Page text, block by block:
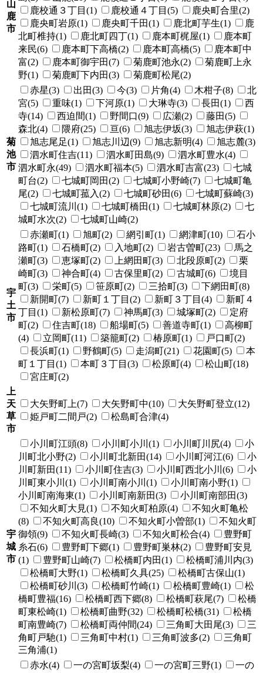
山
鹿
市
鹿校通３丁目(1)
鹿校通４丁目(5)
鹿央町合里(2)
鹿央町岩原(1)
鹿央町千田(1) 鹿北町芋生(1)
鹿
北町椎持(1)
鹿北町四丁(1) 鹿本町梶屋(1)
鹿本町
来民(6)
鹿本町下高橋(2) 鹿本町高橋(5)
鹿本町中
富(2)
鹿本町御宇田(7) 菊鹿町池永(2)
菊鹿町上永
野(1)
菊鹿町下内田(3) 菊鹿町松尾(2)
菊
池
市
赤星(3) 出田(3) 今(3) 片角(4) 木柑子(8)
北
宮(5)
重味(1) 下河原(1) 大琳寺(3) 長田(1)
西
寺(14)
西迫間(1) 野間口(9) 広瀬(2)
藤田(5)
森北(4)
隈府(25) 亘(6) 旭志伊坂(3)
旭志伊萩(1)
旭志尾足(1)
旭志川辺(9) 旭志新明(4)
旭志麓(3)
泗水町住吉(11)
泗水町田島(9)
泗水町豊水(4)
泗水町永(49)
泗水町福本(5) 泗水町吉富(23)
七城
町台(2)
七城町岡田(2) 七城町小野崎(7)
七城町亀
尾(2)
七城町菰入(2) 七城町砂田(6)
七城町蘇崎(3)
七城町流川(1)
七城町橋田(1) 七城町林原(2)
七
城町水次(2)
七城町山崎(2)
宇
土
市
赤瀬町(1) 旭町(2) 網引町(1) 網津町(10)
石小
路町(1)
石橋町(2) 入地町(2) 岩古曽町(23)
馬之
瀬町(3)
恵塚町(2) 上網田町(3) 北段原町(2)
栗
崎町(3)
神合町(4) 古保里町(2) 古城町(6)
境目
町(3)
栄町(5) 笹原町(2) 三拾町(3)
下網田町(8)
新開町(7)
新町１丁目(2) 新町３丁目(4)
新町４
丁目(1)
新松原町(7) 神馬町(3) 城塚町(2)
定府
町(2)
住吉町(18) 船場町(5) 善道寺町(1)
高柳町
(4)
立岡町(11) 築籠町(2) 椿原町(1)
戸口町(2)
長浜町(1)
野鶴町(5) 走潟町(21) 花園町(5)
本
町１丁目(1)
本町３丁目(3) 松原町(4)
松山町(18)
宮庄町(2)
上
天
草
市
大矢野町上(7) 大矢野町中(10)
大矢野町登立(12)
姫戸町二間戸(2)
松島町合津(4)
宇
城
市
小川町江頭(8) 小川町小川(1) 小川町川尻(4)
小
川町北小野(2)
小川町北新田(14) 小川町河江(6)
小
川町新田(11)
小川町住吉(3) 小川町西北小川(6)
小
川町東小川(1)
小川町南小川(1)
小川町南小野(1)
小川町南海東(1)
小川町南新田(3)
小川町南部田(3)
不知火町大見(1)
不知火町柏原(4)
不知火町亀松
(8)
不知火町高良(10) 不知火町小曽部(1)
不知火町
御領(9)
不知火町長崎(3) 不知火町松合(4)
豊野町
糸石(6)
豊野町下郷(1) 豊野町巣林(2)
豊野町安見
(1)
豊野町山崎(7) 松橋町内田(1)
松橋町浦川内(3)
松橋町大野(1)
松橋町久具(25)
松橋町古保山(1)
松橋町砂川(3)
松橋町竹崎(1) 松橋町豊崎(1)
松
橋町豊福(16)
松橋町西下郷(8) 松橋町萩尾(7)
松橋
町東松崎(1)
松橋町曲野(32) 松橋町松橋(31)
松橋
町南豊崎(7)
松橋町両仲間(24) 三角町大田尾(3)
三
角町戸馳(1)
三角町中村(1) 三角町波多(2)
三角町
三角浦(1)
赤水(4)
一の宮町坂梨(4) 一の宮町三野(1) 一の